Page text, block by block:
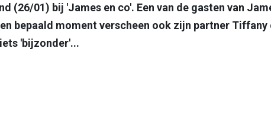
(26/01) bij 'James en co'. Een van de gasten van
bepaald moment verscheen ook zijn partner Tiffany
'bijzonder'...